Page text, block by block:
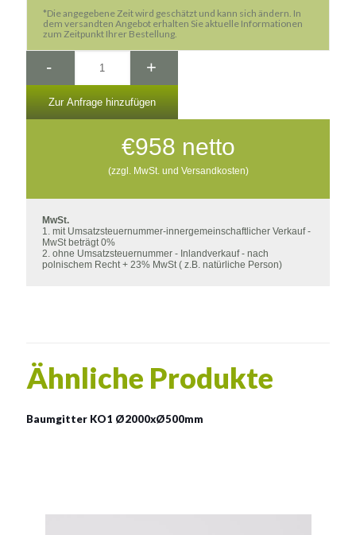
*Die angegebene Zeit wird geschätzt und kann sich ändern. In
dem versandten Angebot erhalten Sie aktuelle Informationen
zum Zeitpunkt Ihrer Bestellung.
- +
Zur Anfrage hinzufügen
€958 netto
(zzgl. MwSt. und Versandkosten)
MwSt.
1. mit Umsatzsteuernummer-innergemeinschaftlicher Verkauf -
MwSt beträgt 0%
2. ohne Umsatzsteuernummer - Inlandverkauf - nach
polnischem Recht + 23% MwSt ( z.B. natürliche Person)
Ähnliche Produkte
Baumgitter KO1 Ø2000xØ500mm
Material: